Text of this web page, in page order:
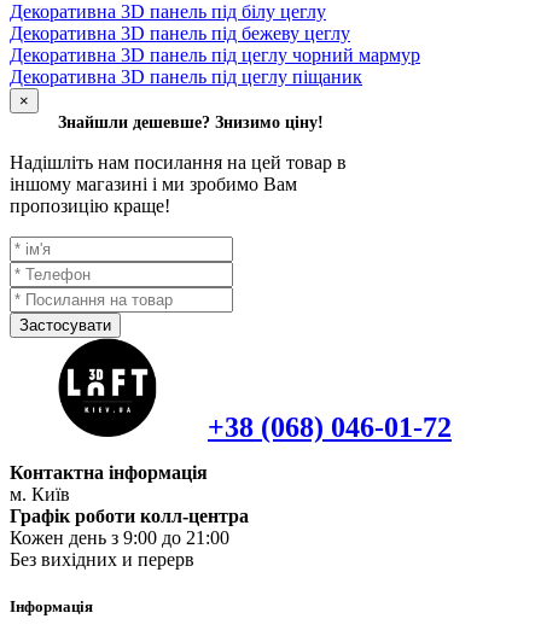
Декоративна 3D панель під білу цеглу
Декоративна 3D панель під бежеву цеглу
Декоративна 3D панель під цеглу чорний мармур
Декоративна 3D панель під цеглу піщаник
×
Знайшли дешевше? Знизимо ціну!
Надішліть нам посилання на цей товар в
іншому магазині і ми зробимо Вам
пропозицію краще!
Застосувати
+38 (068) 046-01-72
Контактна інформація
м. Київ
Графік роботи колл-центра
Кожен день з 9:00 до 21:00
Без вихідних и перерв
Інформація